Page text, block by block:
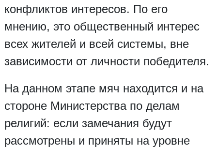
конфликтов интересов. По его
мнению, это общественный интерес
всех жителей и всей системы, вне
зависимости от личности победителя.
На данном этапе мяч находится и на
стороне Министерства по делам
религий: если замечания будут
рассмотрены и приняты на уровне